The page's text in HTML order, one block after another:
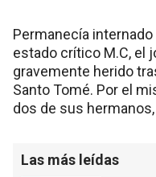
Permanecía
estado crítico M.C, el
gravemente herido
Santo Tomé. Por el
dos de sus
Las más leídas